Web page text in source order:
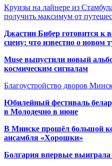
Круизы на лайнере из
получить максимум от
Джастин Бибер готовится к
сцену: что известно о новом
Muse выпустили новый
космическим сигналам
Благоустройство дворов
Юбилейный фестиваль
в Молодечно в июне
В Минске прошёл большой
ансамбля «Хорошки»
Болгария впервые выиграла